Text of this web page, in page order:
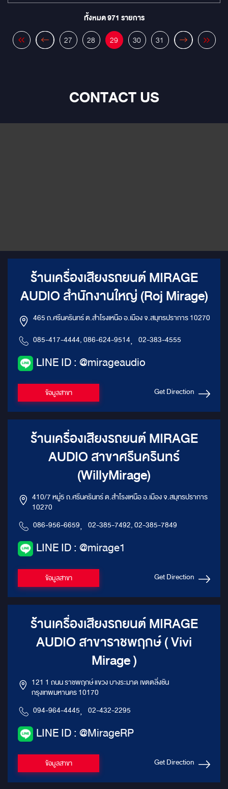
ระบบเสียงคุณภาพสูง รองรับเชื่อมต่อเสียงผ่าน Bluetooth, FM
Transmitter หรือ AUX เข้ากับเครื่องเสียงเดิม รองรับการเชื่อม
ต่อหลากหลาย USB / HDMI / Miracast / AirPlay แชร์หน้าจอ
มือถือขึ้นจอได้ทันที ติดตั้งง่าย ปลอดภัย ใช้งานยาวนาน วัสดุแข็ง
แรง ทนทาน ทนร้อน รับประกันคุณภาพ เพิ่มประสบการณ์ความ
ทั้งหมด971 รายการ
27 28 29 30 31
CONTACT US
ร้านเครื่องเสียงรถยนต์ MIRAGE
AUDIO สำนักงานใหญ่ (Roj Mirage)
465 ถ.ศรีนครินทร์ ต.สำโรงเหนือ อ.เมือง จ.สมุทรปราการ 10270
085-417-4444, 086-624-9514, 02-383-4555
LINE ID : @mirageaudio
ข้อมูลสาขา Get Direction
ร้านเครื่องเสียงรถยนต์ MIRAGE
AUDIO สาขาศรีนครินทร์
(WillyMirage)
410/7 หมู่5 ถ.ศรีนครินทร์ ต.สำโรงเหนือ อ.เมือง จ.สมุทรปราการ
10270
086-956-6659, 02-385-7492, 02-385-7849
LINE ID : @mirage1
ข้อมูลสาขา Get Direction
ร้านเครื่องเสียงรถยนต์ MIRAGE
AUDIO สาขาราชพฤกษ์ ( Vivi
Mirage )
121 1 ถนน ราชพฤกษ์ แขวง บางระมาด เขตตลิ่งชัน
กรุงเทพมหานคร 10170
094-964-4445, 02-432-2295
LINE ID : @MirageRP
ข้อมูลสาขา Get Direction